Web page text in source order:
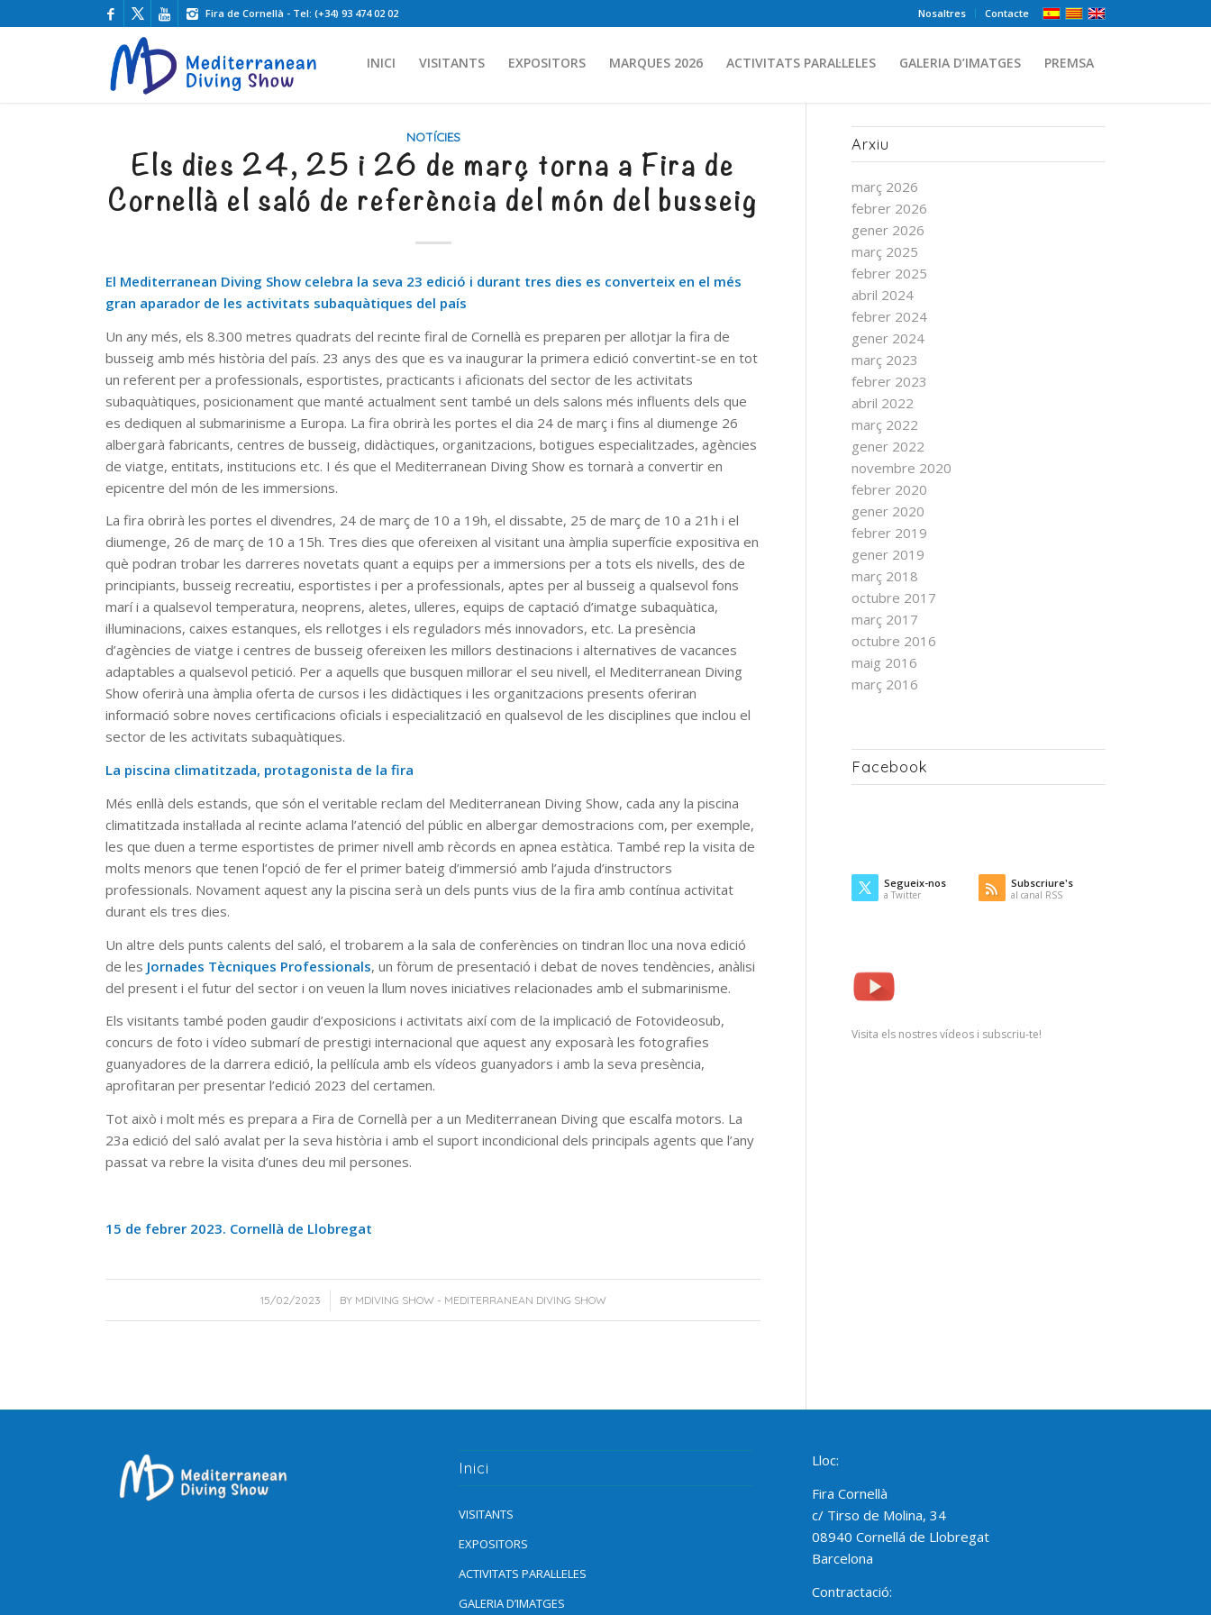
Nosaltres Contacte
Fira de Cornellà - Tel: (+34) 93 474 02 02
INICI VISITANTS EXPOSITORS MARQUES 2026 ACTIVITATS PARAL·LELES GALERIA D’IMATGES PREMSA
NOTÍCIES
Els dies 24, 25 i 26 de març torna a Fira de
Cornellà el saló de referència del món del busseig
El Mediterranean Diving Show celebra la seva 23 edició i durant tres dies es converteix en el més
gran aparador de les activitats subaquàtiques del país
Un any més, els 8.300 metres quadrats del recinte firal de Cornellà es preparen per allotjar la fira de
busseig amb més història del país. 23 anys des que es va inaugurar la primera edició convertint-se en tot
un referent per a professionals, esportistes, practicants i aficionats del sector de les activitats
subaquàtiques, posicionament que manté actualment sent també un dels salons més influents dels que
es dediquen al submarinisme a Europa. La fira obrirà les portes el dia 24 de març i fins al diumenge 26
albergarà fabricants, centres de busseig, didàctiques, organitzacions, botigues especialitzades, agències
de viatge, entitats, institucions etc. I és que el Mediterranean Diving Show es tornarà a convertir en
epicentre del món de les immersions.
La fira obrirà les portes el divendres, 24 de març de 10 a 19h, el dissabte, 25 de març de 10 a 21h i el
diumenge, 26 de març de 10 a 15h. Tres dies que ofereixen al visitant una àmplia superfície expositiva en
què podran trobar les darreres novetats quant a equips per a immersions per a tots els nivells, des de
principiants, busseig recreatiu, esportistes i per a professionals, aptes per al busseig a qualsevol fons
marí i a qualsevol temperatura, neoprens, aletes, ulleres, equips de captació d’imatge subaquàtica,
il·luminacions, caixes estanques, els rellotges i els reguladors més innovadors, etc. La presència
d’agències de viatge i centres de busseig ofereixen les millors destinacions i alternatives de vacances
adaptables a qualsevol petició. Per a aquells que busquen millorar el seu nivell, el Mediterranean Diving
Show oferirà una àmplia oferta de cursos i les didàctiques i les organitzacions presents oferiran
informació sobre noves certificacions oficials i especialització en qualsevol de les disciplines que inclou el
sector de les activitats subaquàtiques.
La piscina climatitzada, protagonista de la fira
Més enllà dels estands, que són el veritable reclam del Mediterranean Diving Show, cada any la piscina
climatitzada instal·lada al recinte aclama l’atenció del públic en albergar demostracions com, per exemple,
les que duen a terme esportistes de primer nivell amb rècords en apnea estàtica. També rep la visita de
molts menors que tenen l’opció de fer el primer bateig d’immersió amb l’ajuda d’instructors
professionals. Novament aquest any la piscina serà un dels punts vius de la fira amb contínua activitat
durant els tres dies.
Un altre dels punts calents del saló, el trobarem a la sala de conferències on tindran lloc una nova edició
de les Jornades Tècniques Professionals, un fòrum de presentació i debat de noves tendències, anàlisi
del present i el futur del sector i on veuen la llum noves iniciatives relacionades amb el submarinisme.
Els visitants també poden gaudir d’exposicions i activitats així com de la implicació de Fotovideosub,
concurs de foto i vídeo submarí de prestigi internacional que aquest any exposarà les fotografies
guanyadores de la darrera edició, la pel·lícula amb els vídeos guanyadors i amb la seva presència,
aprofitaran per presentar l’edició 2023 del certamen.
Tot això i molt més es prepara a Fira de Cornellà per a un Mediterranean Diving que escalfa motors. La
23a edició del saló avalat per la seva història i amb el suport incondicional dels principals agents que l’any
passat va rebre la visita d’unes deu mil persones.
15 de febrer 2023. Cornellà de Llobregat
15/02/2023
/ BY MDIVING SHOW - MEDITERRANEAN DIVING SHOW
Arxiu
març 2026
febrer 2026
gener 2026
març 2025
febrer 2025
abril 2024
febrer 2024
gener 2024
març 2023
febrer 2023
abril 2022
març 2022
gener 2022
novembre 2020
febrer 2020
gener 2020
febrer 2019
gener 2019
març 2018
octubre 2017
març 2017
octubre 2016
maig 2016
març 2016
Facebook
Segueix-nos
a Twitter
Subscriure's
al canal RSS
Visita els nostres vídeos i subscriu-te!
Inici
VISITANTS
EXPOSITORS
ACTIVITATS PARAL·LELES
GALERIA D’IMATGES
Lloc:
Fira Cornellà
c/ Tirso de Molina, 34
08940 Cornellá de Llobregat
Barcelona
Contractació: